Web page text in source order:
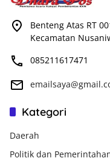
Benteng Atas RT
Kecamatan
085211617471
Kategori
Daerah
Politik dan